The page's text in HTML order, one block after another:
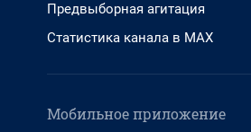
Предвыборная агитация
Статистика канала в MAX
Мобильное приложение